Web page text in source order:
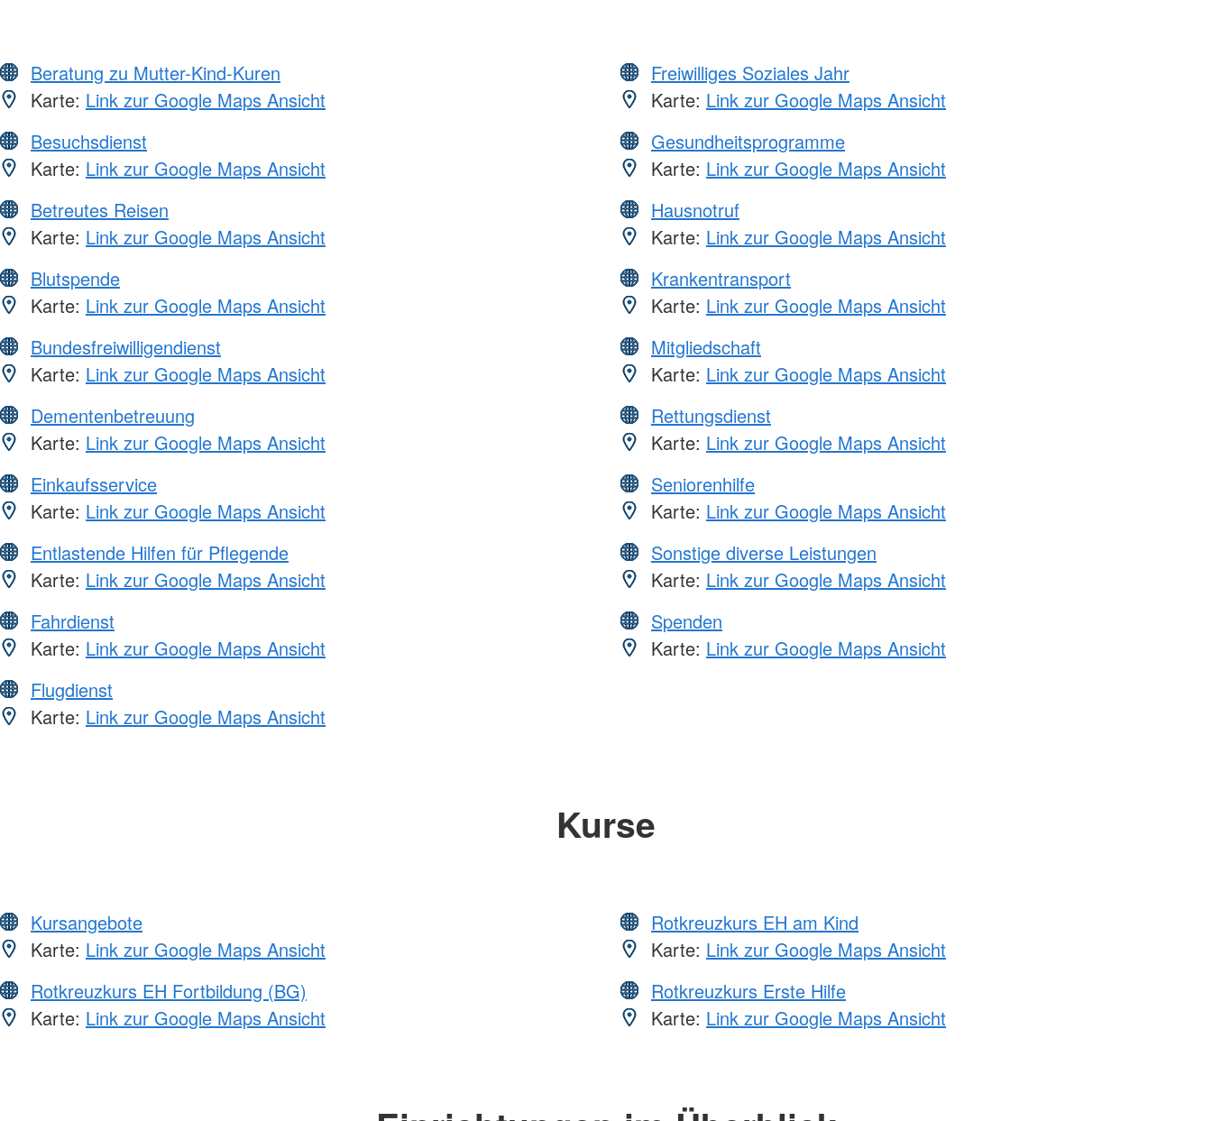
Beratung zu Mutter-Kind-Kuren
Karte: Link zur Google Maps Ansicht
Besuchsdienst
Karte: Link zur Google Maps Ansicht
Betreutes Reisen
Karte: Link zur Google Maps Ansicht
Blutspende
Karte: Link zur Google Maps Ansicht
Bundesfreiwilligendienst
Karte: Link zur Google Maps Ansicht
Dementenbetreuung
Karte: Link zur Google Maps Ansicht
Einkaufsservice
Karte: Link zur Google Maps Ansicht
Entlastende Hilfen für Pflegende
Karte: Link zur Google Maps Ansicht
Fahrdienst
Karte: Link zur Google Maps Ansicht
Flugdienst
Karte: Link zur Google Maps Ansicht
Freiwilliges Soziales Jahr
Karte: Link zur Google Maps Ansicht
Gesundheitsprogramme
Karte: Link zur Google Maps Ansicht
Hausnotruf
Karte: Link zur Google Maps Ansicht
Krankentransport
Karte: Link zur Google Maps Ansicht
Mitgliedschaft
Karte: Link zur Google Maps Ansicht
Rettungsdienst
Karte: Link zur Google Maps Ansicht
Seniorenhilfe
Karte: Link zur Google Maps Ansicht
Sonstige diverse Leistungen
Karte: Link zur Google Maps Ansicht
Spenden
Karte: Link zur Google Maps Ansicht
Kurse
Kursangebote
Karte: Link zur Google Maps Ansicht
Rotkreuzkurs EH Fortbildung (BG)
Karte: Link zur Google Maps Ansicht
Rotkreuzkurs EH am Kind
Karte: Link zur Google Maps Ansicht
Rotkreuzkurs Erste Hilfe
Karte: Link zur Google Maps Ansicht